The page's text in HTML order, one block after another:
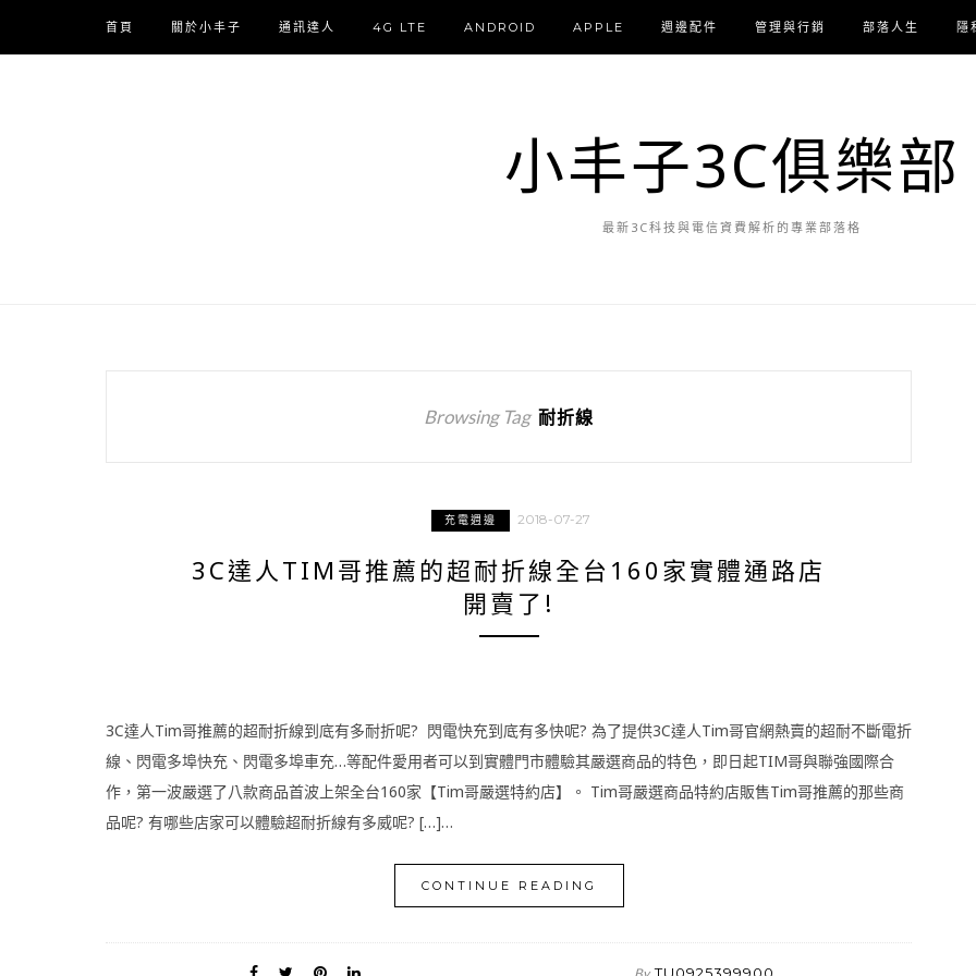
首頁 關於小丰子 通訊達人 4G LTE ANDROID APPLE 週邊配件 管理與行銷 部落人生 隱
小丰子3C俱樂部
最新3C科技與電信資費解析的專業部落格
Browsing Tag 耐折線
充電週邊 2018-07-27
3C達人TIM哥推薦的超耐折線全台160家實體通路店
開賣了!
3C達人Tim哥推薦的超耐折線到底有多耐折呢? 閃電快充到底有多快呢? 為了提供3C達人Tim哥官網熱賣的超耐不斷電折
線、閃電多埠快充、閃電多埠車充…等配件愛用者可以到實體門市體驗其嚴選商品的特色，即日起TIM哥與聯強國際合
作，第一波嚴選了八款商品首波上架全台160家【Tim哥嚴選特約店】。 Tim哥嚴選商品特約店販售Tim哥推薦的那些商
品呢? 有哪些店家可以體驗超耐折線有多威呢? […]…
CONTINUE READING